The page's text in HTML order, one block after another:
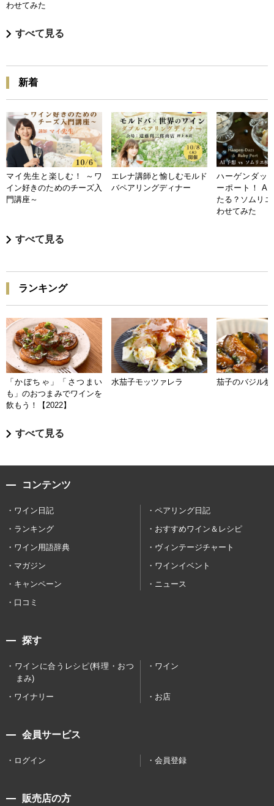
わせてみた
すべて見る
新着
マイ先生と楽しむ！ ～ワ
イン好きのためのチーズ入
門講座～
エレナ講師と愉しむモルド
バペアリングディナー
ハーゲンダッ
ーポート！ AI
たる？ソムリ
わせてみた
すべて見る
ランキング
「かぼちゃ」「さつまい
も」のおつまみでワインを
飲もう！【2022】
水茄子モッツァレラ 茄子のバジル炒
すべて見る
コンテンツ
ワイン日記
ペアリング日記
ランキング
おすすめワイン＆レシピ
ワイン用語辞典
ヴィンテージチャート
マガジン
ワインイベント
キャンペーン
ニュース
口コミ
探す
ワインに合うレシピ(料理・おつ
まみ)
ワイン
ワイナリー お店
会員サービス
ログイン 会員登録
販売店の方